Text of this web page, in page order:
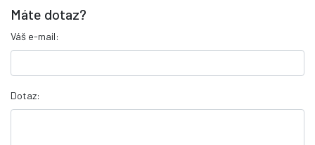
Máte dotaz?
Váš e-mail:
Dotaz: